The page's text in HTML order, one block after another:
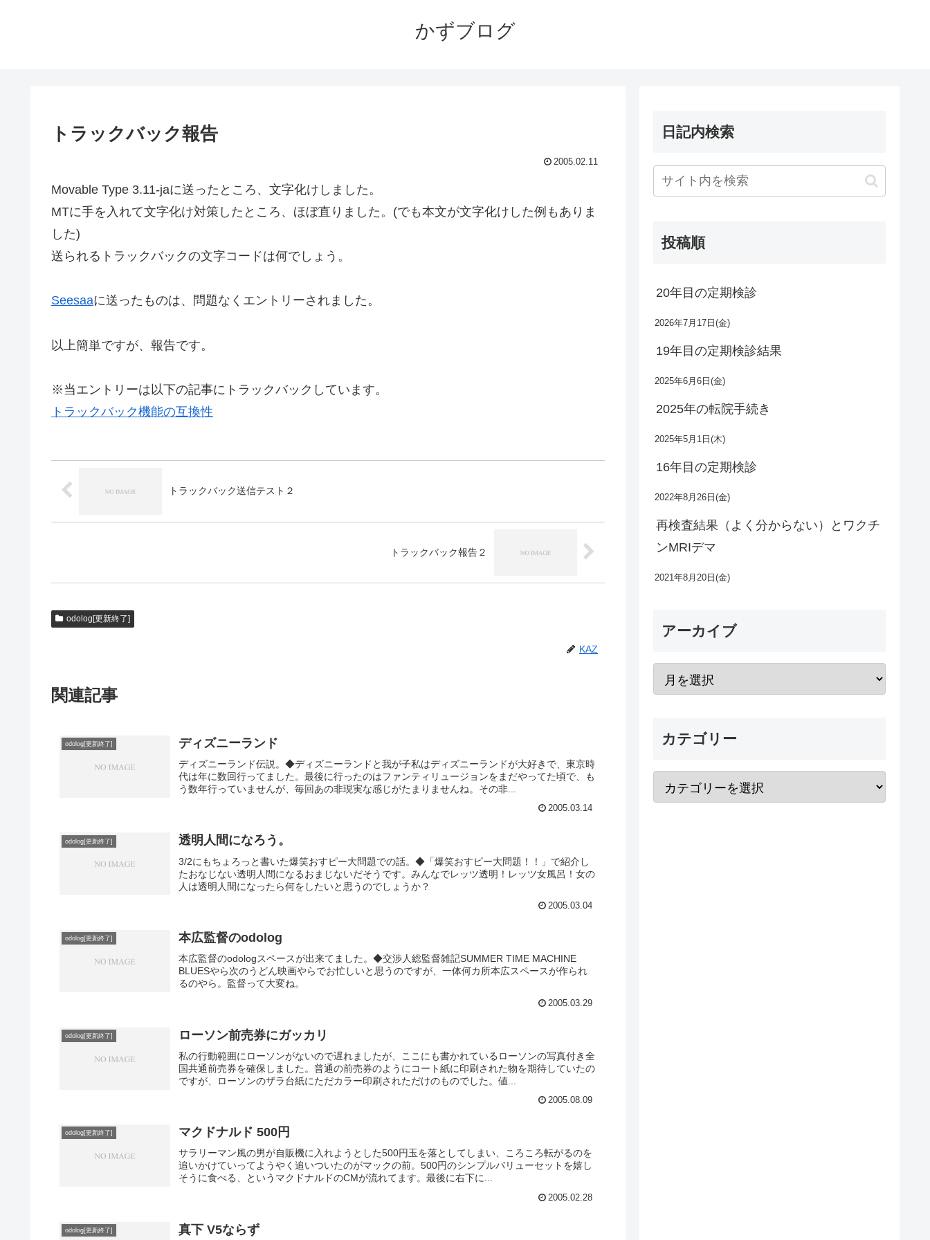
かずブログ
トラックバック報告
2005.02.11
Movable Type 3.11-jaに送ったところ、文字化けしました。
MTに手を入れて文字化け対策したところ、ほぼ直りました。(でも本文が文字化けした例もありま
した)
送られるトラックバックの文字コードは何でしょう。
Seesaaに送ったものは、問題なくエントリーされました。
以上簡単ですが、報告です。
※当エントリーは以下の記事にトラックバックしています。
トラックバック機能の互換性
トラックバック送信テスト２
トラックバック報告２
odolog[更新終了]
KAZ
関連記事
odolog[更新終了] ディズニーランド
ディズニーランド伝説。◆ディズニーランドと我が子私はディズニーランドが大好きで、東京時
代は年に数回行ってました。最後に行ったのはファンティリュージョンをまだやってた頃で、も
う数年行っていませんが、毎回あの非現実な感じがたまりませんね。その非...
2005.03.14
odolog[更新終了] 透明人間になろう。
3/2にもちょろっと書いた爆笑おすピー大問題での話。◆「爆笑おすピー大問題！！」で紹介し
たおなじない透明人間になるおまじないだそうです。みんなでレッツ透明！レッツ女風呂！女の
人は透明人間になったら何をしたいと思うのでしょうか？
2005.03.04
odolog[更新終了] 本広監督のodolog
本広監督のodologスペースが出来てました。◆交渉人総監督雑記SUMMER TIME MACHINE
BLUESやら次のうどん映画やらでお忙しいと思うのですが、一体何カ所本広スペースが作られ
るのやら。監督って大変ね。
2005.03.29
odolog[更新終了] ローソン前売券にガッカリ
私の行動範囲にローソンがないので遅れましたが、ここにも書かれているローソンの写真付き全
国共通前売券を確保しました。普通の前売券のようにコート紙に印刷された物を期待していたの
ですが、ローソンのザラ台紙にただカラー印刷されただけのものでした。値...
2005.08.09
odolog[更新終了] マクドナルド 500円
サラリーマン風の男が自販機に入れようとした500円玉を落としてしまい、ころころ転がるのを
追いかけていってようやく追いついたのがマックの前。500円のシンプルバリューセットを嬉し
そうに食べる、というマクドナルドのCMが流れてます。最後に右下に...
2005.02.28
odolog[更新終了] 真下 V5ならず
日記内検索
投稿順
20年目の定期検診
2026年7月17日(金)
19年目の定期検診結果
2025年6月6日(金)
2025年の転院手続き
2025年5月1日(木)
16年目の定期検診
2022年8月26日(金)
再検査結果（よく分からない）とワクチ
ンMRIデマ
2021年8月20日(金)
アーカイブ
カテゴリー